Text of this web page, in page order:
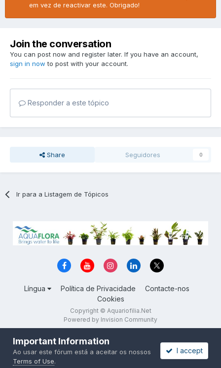
em vez de reactivar este. Obrigado!
Join the conversation
You can post now and register later. If you have an account,
sign in now to post with your account.
Responder a este tópico
Share Seguidores 0
Ir para a Listagem de Tópicos
Língua Política de Privacidade
Contacte-nos
Cookies
Copyright © Aquariofilia.Net
Powered by Invision Community
Important Information
Ao usar este fórum está a aceitar os nossos
Terms of Use.
I accept